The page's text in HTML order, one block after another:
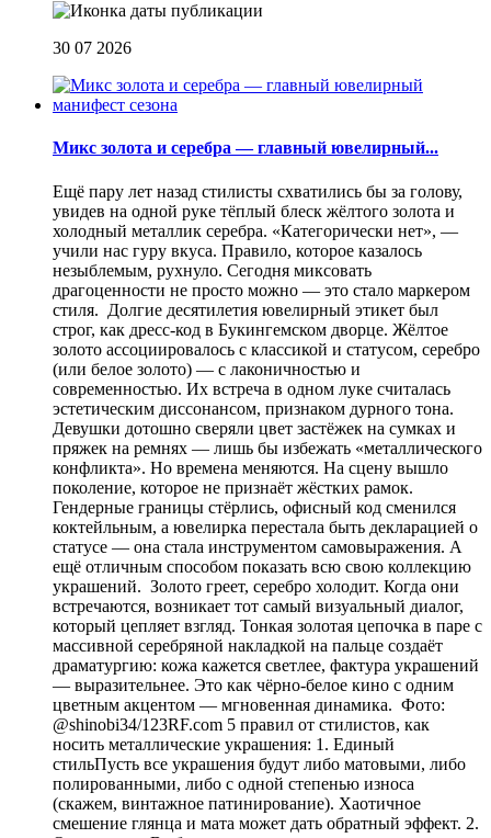
30 07 2026
Микс золота и серебра — главный ювелирный...
Ещё пару лет назад стилисты схватились бы за голову,
увидев на одной руке тёплый блеск жёлтого золота и
холодный металлик серебра. «Категорически нет», —
учили нас гуру вкуса. Правило, которое казалось
незыблемым, рухнуло. Сегодня миксовать
драгоценности не просто можно — это стало маркером
стиля. Долгие десятилетия ювелирный этикет был
строг, как дресс-код в Букингемском дворце. Жёлтое
золото ассоциировалось с классикой и статусом, серебро
(или белое золото) — с лаконичностью и
современностью. Их встреча в одном луке считалась
эстетическим диссонансом, признаком дурного тона.
Девушки дотошно сверяли цвет застёжек на сумках и
пряжек на ремнях — лишь бы избежать «металлического
конфликта». Но времена меняются. На сцену вышло
поколение, которое не признаёт жёстких рамок.
Гендерные границы стёрлись, офисный код сменился
коктейльным, а ювелирка перестала быть декларацией о
статусе — она стала инструментом самовыражения. А
ещё отличным способом показать всю свою коллекцию
украшений. Золото греет, серебро холодит. Когда они
встречаются, возникает тот самый визуальный диалог,
который цепляет взгляд. Тонкая золотая цепочка в паре с
массивной серебряной накладкой на пальце создаёт
драматургию: кожа кажется светлее, фактура украшений
— выразительнее. Это как чёрно-белое кино с одним
цветным акцентом — мгновенная динамика. Фото:
@shinobi34/123RF.com 5 правил от стилистов, как
носить металлические украшения: 1. Единый
стильПусть все украшения будут либо матовыми, либо
полированными, либо с одной степенью износа
(скажем, винтажное патинирование). Хаотичное
смешение глянца и мата может дать обратный эффект. 2.